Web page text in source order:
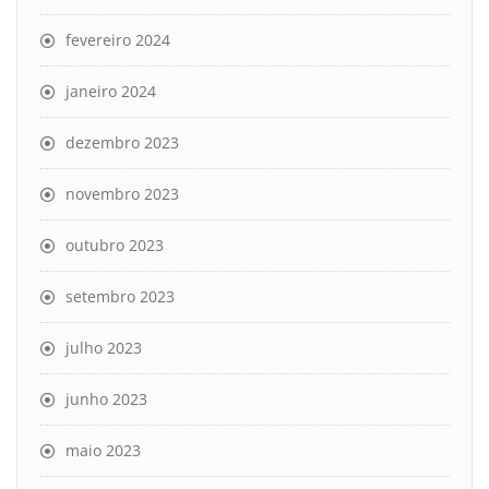
fevereiro 2024
janeiro 2024
dezembro 2023
novembro 2023
outubro 2023
setembro 2023
julho 2023
junho 2023
maio 2023